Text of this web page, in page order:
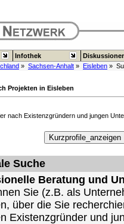
Infothek
» Sachsen-Anhalt » Eisleben »
Projekten in Eisleben
nach Existenzgründern und jungen
Suche
Beratung und
Sie (z.B. als
über die Sie
Existenzgründer und